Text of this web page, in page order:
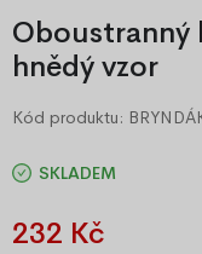
Oboustranný
hnědý vzor
Kód produktu:
SKLADEM
232 Kč